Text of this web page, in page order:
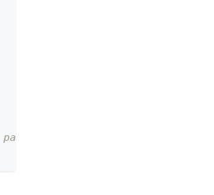
of type 'Member'.